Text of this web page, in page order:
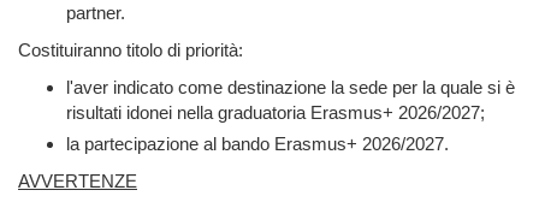
partner.
Costituiranno titolo di priorità:
l'aver indicato come destinazione la sede per la quale si è
risultati idonei nella graduatoria Erasmus+ 2026/2027;
la partecipazione al bando Erasmus+ 2026/2027.
AVVERTENZE